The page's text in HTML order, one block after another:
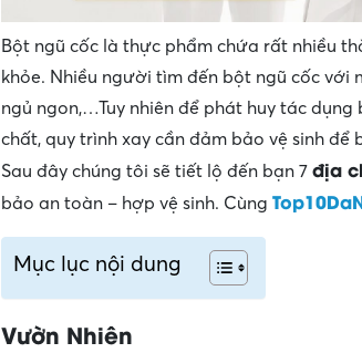
Bột ngũ cốc là thực phẩm chứa rất nhiều
khỏe. Nhiều người tìm đến bột ngũ cốc với
ngủ ngon,…Tuy nhiên để phát huy tác
chất, quy trình xay cần đảm bảo vệ sinh
Sau đây chúng tôi sẽ tiết lộ đến bạn 7 địa
bảo an toàn – hợp vệ sinh. Cùng
Mục lục nội dung
Vườn Nhiên